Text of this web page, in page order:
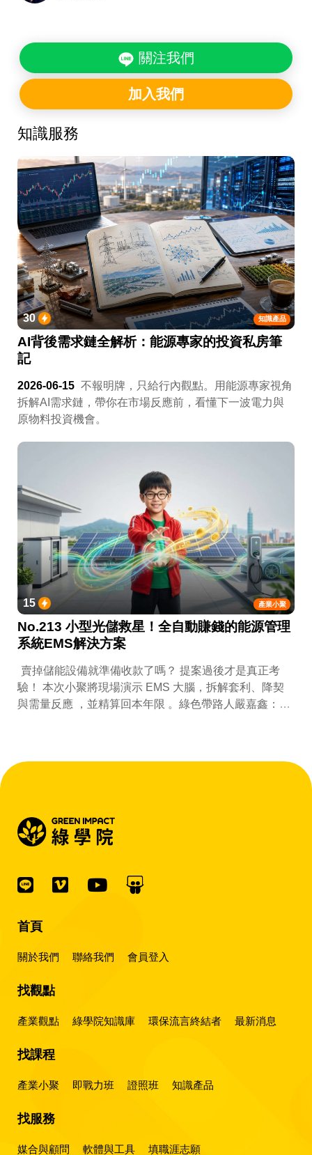
關注我們
加入我們
知識服務
知識產品
30
AI背後需求鏈全解析：能源專家的投資私房筆
記
2026-06-15 不報明牌，只給行內觀點。用能源專家視角
拆解AI需求鏈，帶你在市場反應前，看懂下一波電力與
原物料投資機會。
產業小聚
15
No.213 小型光儲救星！全自動賺錢的能源管理
系統EMS解決方案
賣掉儲能設備就準備收款了嗎？ 提案過後才是真正考
驗！ 本次小聚將現場演示 EMS 大腦，拆解套利、降契
與需量反應 ，並精算回本年限 。綠色帶路人嚴嘉鑫：
首頁
關於我們 聯絡我們 會員登入
找觀點
產業觀點 綠學院知識庫 環保流言終結者 最新消息
找課程
產業小聚 即戰力班 證照班 知識產品
找服務
媒合與顧問 軟體與工具 填職涯志願